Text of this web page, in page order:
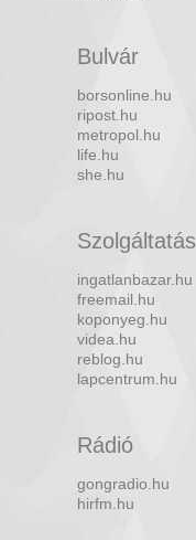
Bulvár
borsonline.hu
ripost.hu
metropol.hu
life.hu
she.hu
Szolgáltatás
ingatlanbazar.hu
freemail.hu
koponyeg.hu
videa.hu
reblog.hu
lapcentrum.hu
Rádió
gongradio.hu
hirfm.hu